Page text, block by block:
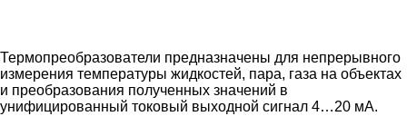
Термопреобразователи предназначены для непрерывного
измерения температуры жидкостей, пара, газа на объектах
и преобразования полученных значений в
унифицированный токовый выходной сигнал 4…20 мА.